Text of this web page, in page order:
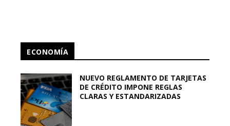
ECONOMÍA
NUEVO REGLAMENTO DE TARJETAS
DE CRÉDITO IMPONE REGLAS
CLARAS Y ESTANDARIZADAS